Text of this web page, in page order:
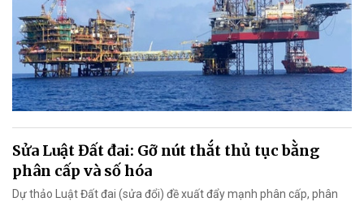
Sửa Luật Đất đai: Gỡ nút thắt thủ tục bằng
phân cấp và số hóa
Dự thảo Luật Đất đai (sửa đổi) đề xuất đẩy mạnh phân cấp, phân